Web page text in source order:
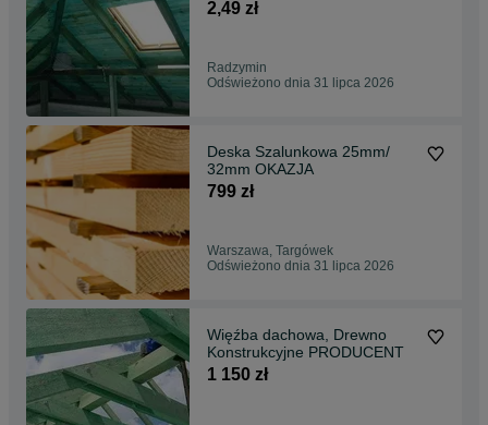
2,49 zł
Radzymin
Odświeżono dnia 31 lipca 2026
Deska Szalunkowa 25mm/
32mm OKAZJA
799 zł
Warszawa, Targówek
Odświeżono dnia 31 lipca 2026
Więźba dachowa, Drewno
Konstrukcyjne PRODUCENT
1 150 zł